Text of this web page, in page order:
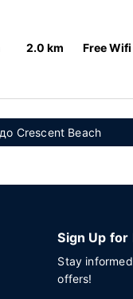
2.0 km Free Wifi
Crescent Beach
Sign Up
Stay
offers!